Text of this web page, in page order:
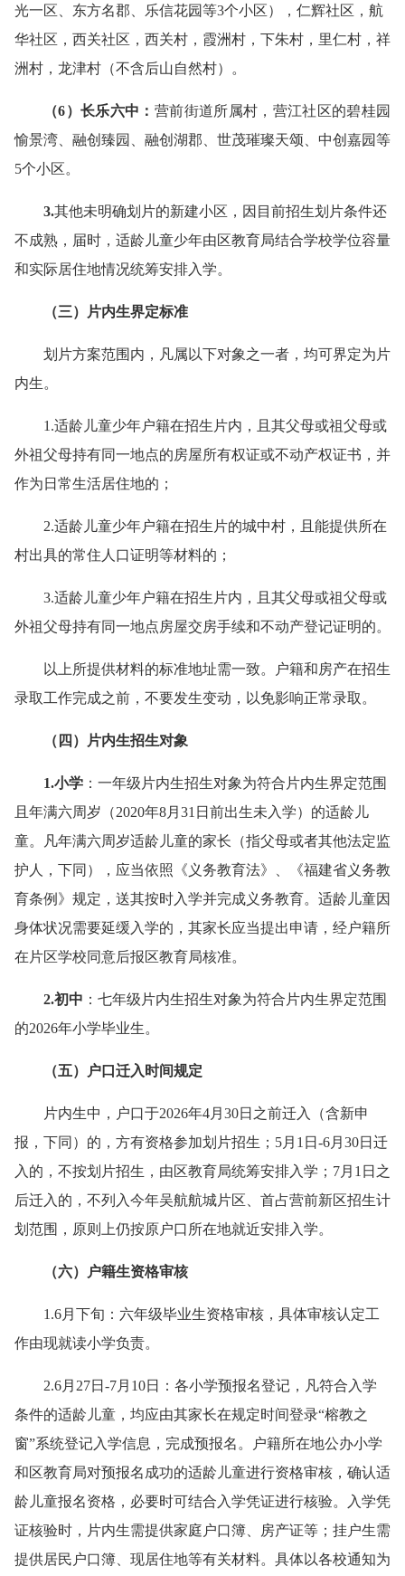
光一区、东方名郡、乐信花园等3个小区），仁辉社区，航
华社区，西关社区，西关村，霞洲村，下朱村，里仁村，祥
洲村，龙津村（不含后山自然村）。
（6）长乐六中 ： 营前街道所属村，营江社区的碧桂园
愉景湾、融创臻园、融创湖郡、世茂璀璨天颂、中创嘉园等
5个小区。
3.其他未明确划片的新建小区，因目前招生划片条件还
不成熟，届时，适龄儿童少年由区教育局结合学校学位容量
和实际居住地情况统筹安排入学。
（三）片内生界定标准
划片方案范围内，凡属以下对象之一者，均可界定为片
内生。
1.适龄儿童少年户籍在招生片内，且其父母或祖父母或
外祖父母持有同一地点的房屋所有权证或不动产权证书，并
作为日常生活居住地的；
2.适龄儿童少年户籍在招生片的城中村，且能提供所在
村出具的常住人口证明等材料的；
3.适龄儿童少年户籍在招生片内，且其父母或祖父母或
外祖父母持有同一地点房屋交房手续和不动产登记证明的。
以上所提供材料的标准地址需一致。户籍和房产在招生
录取工作完成之前，不要发生变动，以免影响正常录取。
（四）片内生招生对象
1.小学 ：一年级片内生招生对象为符合片内生界定范围
且年满六周岁（2020年8月31日前出生未入学）的适龄儿
童。凡年满六周岁适龄儿童的家长（指父母或者其他法定监
护人，下同），应当依照《义务教育法》、《福建省义务教
育条例》规定，送其按时入学并完成义务教育。适龄儿童因
身体状况需要延缓入学的，其家长应当提出申请，经户籍所
在片区学校同意后报区教育局核准。
2.初中 ：七年级片内生招生对象为符合片内生界定范围
的2026年小学毕业生。
（五）户口迁入时间规定
片内生中，户口于2026年4月30日之前迁入（含新申
报，下同）的，方有资格参加划片招生；5月1日-6月30日迁
入的，不按划片招生，由区教育局统筹安排入学；7月1日之
后迁入的，不列入今年吴航航城片区、首占营前新区招生计
划范围，原则上仍按原户口所在地就近安排入学。
（六） 户籍生资格审核
1.6月下旬：六年级毕业生资格审核，具体审核认定工
作由现就读小学负责。
2.6月27日-7月10日：各小学预报名登记，凡符合入学
条件的适龄儿童，均应由其家长在规定时间登录“榕教之
窗”系统登记入学信息，完成预报名。户籍所在地公办小学
和区教育局对预报名成功的适龄儿童进行资格审核，确认适
龄儿童报名资格，必要时可结合入学凭证进行核验。入学凭
证核验时，片内生需提供家庭户口簿、房产证等；挂户生需
提供居民户口簿、现居住地等有关材料。具体以各校通知为